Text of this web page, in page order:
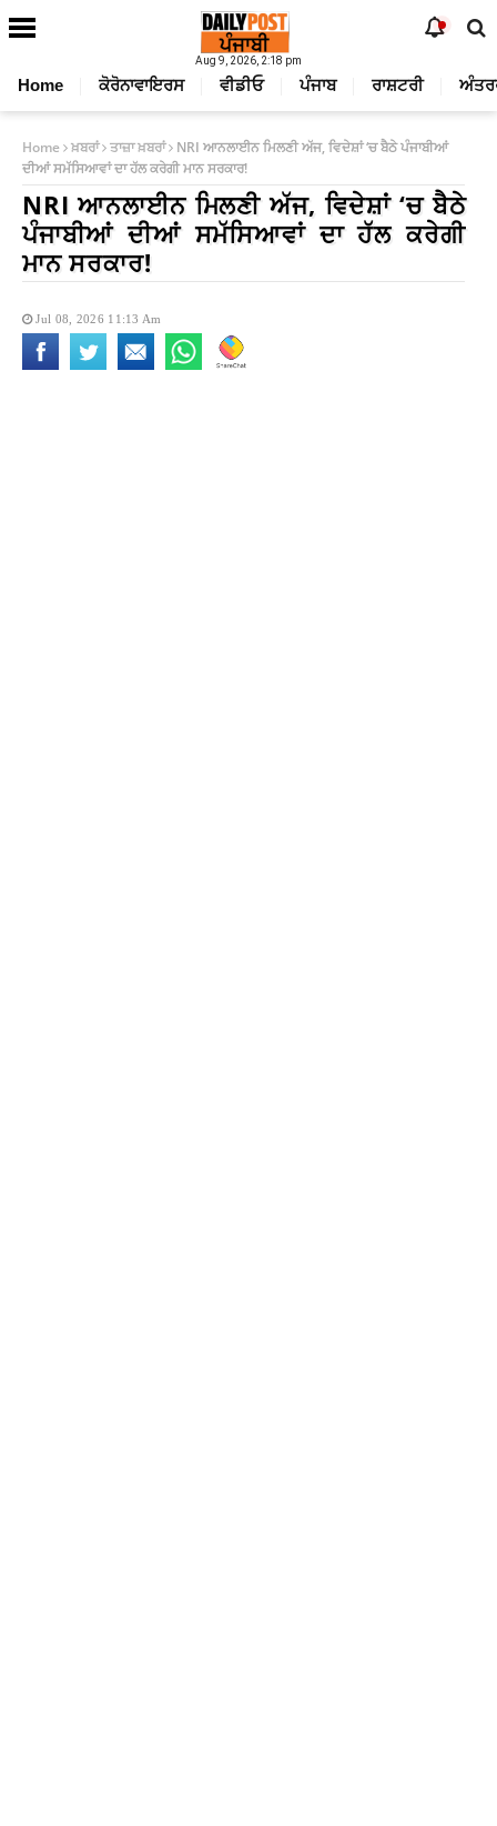
Aug 9, 2026, 2:18 pm
Home ਕੋਰੋਨਾਵਾਇਰਸ ਵੀਡੀਓ ਪੰਜਾਬ ਰਾਸ਼ਟਰੀ
Home ਖ਼ਬਰਾਂ ਤਾਜ਼ਾ ਖ਼ਬਰਾਂ
NRI ਆਨਲਾਈਨ ਮਿਲਣੀ ਅੱਜ, ਵਿਦੇਸ਼ਾਂ ‘ਚ ਬੈਠੇ ਪੰਜਾਬੀਆਂ
ਦੀਆਂ ਸਮੱਸਿਆਵਾਂ ਦਾ ਹੱਲ ਕਰੇਗੀ ਮਾਨ ਸਰਕਾਰ!
NRI ਆਨਲਾਈਨ ਮਿਲਣੀ ਅੱਜ, ਵਿਦੇਸ਼ਾਂ ‘ਚ ਬੈਠੇ
ਪੰਜਾਬੀਆਂ ਦੀਆਂ ਸਮੱਸਿਆਵਾਂ ਦਾ ਹੱਲ ਕਰੇਗੀ
ਮਾਨ ਸਰਕਾਰ!
Jul 08, 2026 11:13 Am